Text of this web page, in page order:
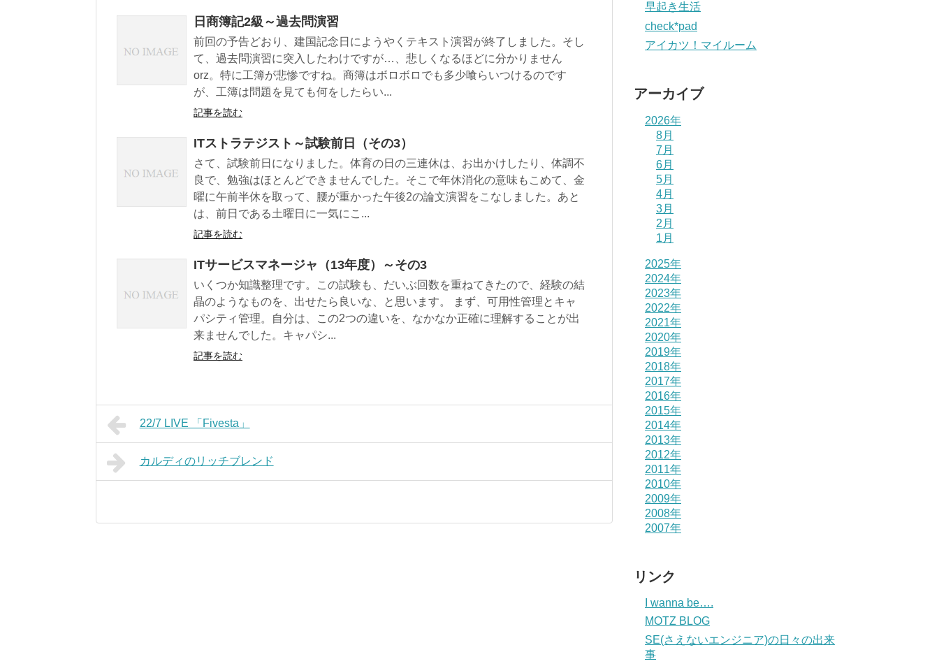
日商簿記2級～過去問演習
前回の予告どおり、建国記念日にようやくテキスト演習が終了しました。そし
て、過去問演習に突入したわけですが…、悲しくなるほどに分かりません
orz。特に工簿が悲惨ですね。商簿はボロボロでも多少喰らいつけるのです
が、工簿は問題を見ても何をしたらい...
記事を読む
ITストラテジスト～試験前日（その3）
さて、試験前日になりました。体育の日の三連休は、お出かけしたり、体調不
良で、勉強はほとんどできませんでした。そこで年休消化の意味もこめて、金
曜に午前半休を取って、腰が重かった午後2の論文演習をこなしました。あと
は、前日である土曜日に一気にこ...
記事を読む
ITサービスマネージャ（13年度）～その3
いくつか知識整理です。この試験も、だいぶ回数を重ねてきたので、経験の結
晶のようなものを、出せたら良いな、と思います。 まず、可用性管理とキャ
パシティ管理。自分は、この2つの違いを、なかなか正確に理解することが出
来ませんでした。キャパシ...
記事を読む
22/7 LIVE 「Fivesta」
カルディのリッチブレンド
早起き生活
check*pad
アイカツ！マイルーム
アーカイブ
2026年
8月
7月
6月
5月
4月
3月
2月
1月
2025年
2024年
2023年
2022年
2021年
2020年
2019年
2018年
2017年
2016年
2015年
2014年
2013年
2012年
2011年
2010年
2009年
2008年
2007年
リンク
I wanna be….
MOTZ BLOG
SE(さえないエンジニア)の日々の出来
事